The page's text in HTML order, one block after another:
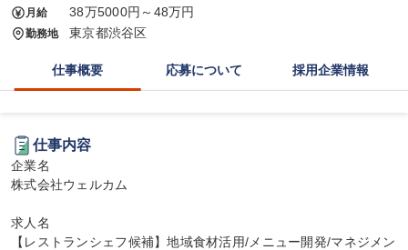
月給 38万5000円～48万円
勤務地 東京都渋谷区
仕事概要 応募について 採用企業情報
仕事内容
企業名
株式会社ウェルカム
求人名
【レストランシェフ候補】地域食材活用/メニュー開発/マネジメン